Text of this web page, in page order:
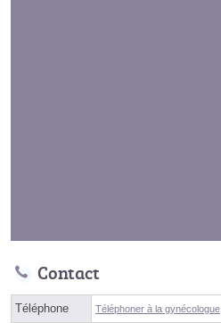
Contact
Téléphone Téléphoner à la gynécologue